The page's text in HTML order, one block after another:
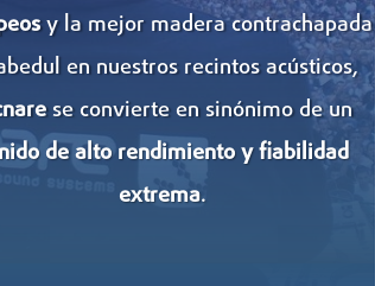
y la mejor madera contrachapada
en nuestros recintos acústicos,
se convierte en sinónimo de un
de alto rendimiento y fiabilidad
extrema.